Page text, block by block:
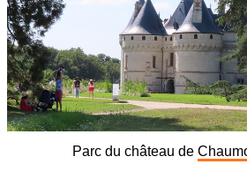
Parc du château de